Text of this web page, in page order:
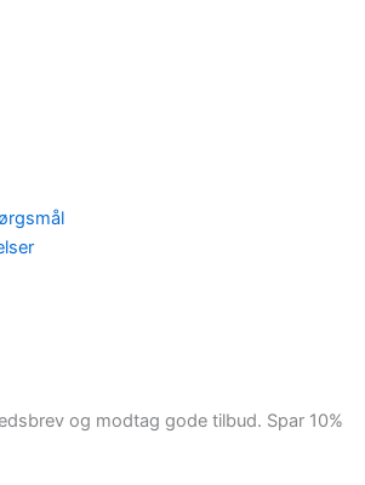
og modtag gode tilbud. Spar 10%